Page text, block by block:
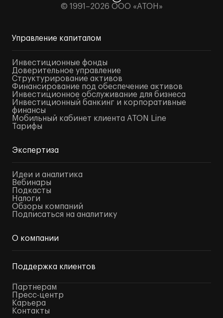
© 1991–2026 ООО «АТОН»
Управление капиталом
Инвестиционные фонды
Доверительное управление
Структурирование активов
Финансирование под обеспечение активов
Инвестиционное обслуживание для бизнеса
Инвестиционный банкинг и корпоративные
финансы
Мобильный кабинет клиента ATON Line
Тарифы
Экспертиза
Идеи и аналитика
Вебинары
Подкасты
Налоги
Обзоры компаний
Подписаться на аналитику
О компании
Поддержка клиентов
Партнерам
Пресс-центр
Карьера
Контакты